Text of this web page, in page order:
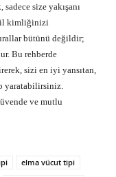
sadece size yakışanı
kimliğinizi
bütünü değildir;
Bu rehberde
sizi en iyi yansıtan,
yaratabilirsiniz.
ve mutlu
elma vücut tipi